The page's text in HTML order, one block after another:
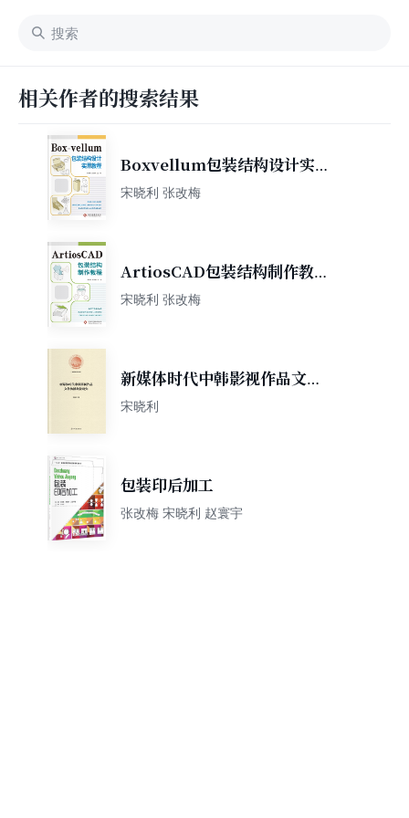
相关作者的搜索结果
Boxvellum包装结构设计实
用教程
宋晓利 张改梅
ArtiosCAD包装结构制作教
程
宋晓利 张改梅
新媒体时代中韩影视作品文化
传播路径研究
宋晓利
包装印后加工
张改梅 宋晓利 赵寰宇